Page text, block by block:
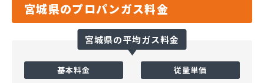
宮城県のプロパンガス料金
宮城県の平均ガス料金
基本料金 従量単価